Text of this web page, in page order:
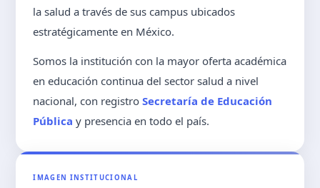
la salud a través de sus campus ubicados
estratégicamente en México.
Somos la institución con la mayor oferta académica
en educación continua del sector salud a nivel
nacional, con registroSecretaría de Educación
Pública y presencia en todo el país.
IMAGEN INSTITUCIONAL